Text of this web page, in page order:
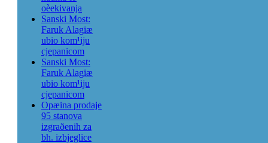
oèekivanja
Sanski Most:
Faruk Alagiæ
ubio kom¹iju
cjepanicom
Sanski Most:
Faruk Alagiæ
ubio kom¹iju
cjepanicom
Opæina prodaje
95 stanova
izgraðenih za
bh. izbjeglice